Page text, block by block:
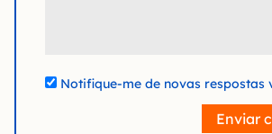
Notifique-me de novas respostas
Enviar